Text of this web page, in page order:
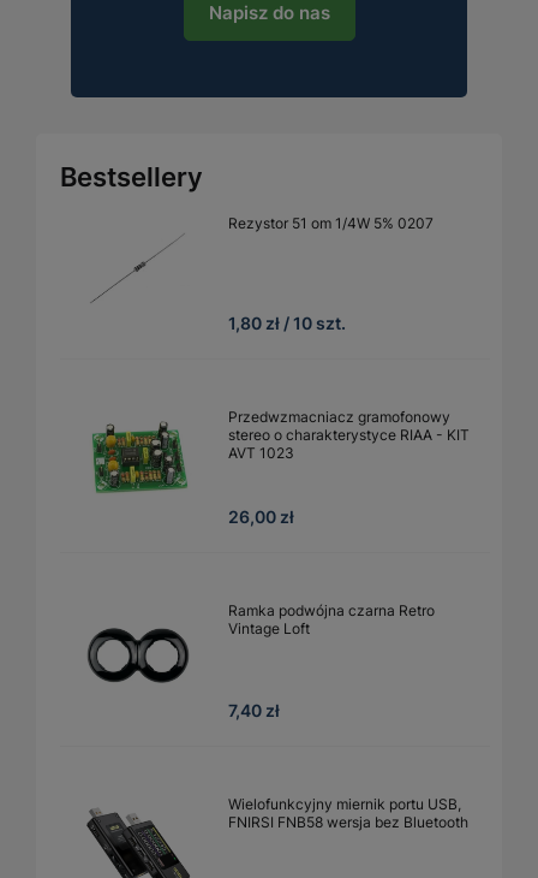
Napisz do nas
Bestsellery
Rezystor 51 om 1/4W 5% 0207
1,80 zł / 10 szt.
Przedwzmacniacz gramofonowy
stereo o charakterystyce RIAA - KIT
AVT 1023
26,00 zł
Ramka podwójna czarna Retro
Vintage Loft
7,40 zł
Wielofunkcyjny miernik portu USB,
FNIRSI FNB58 wersja bez Bluetooth